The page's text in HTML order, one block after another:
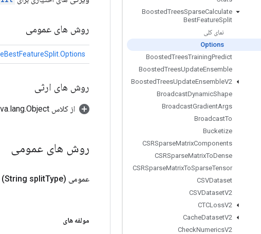
BoostedTreesSparseCalculate
BestFeatureSplit
نمای کلی
Options
BoostedTreesTrainingPredict
BoostedTreesUpdateEnsemble
BoostedTreesUpdateEnsembleV2
BroadcastDynamicShape
BroadcastGradientArgs
BroadcastTo
Bucketize
CSRSparseMatrixComponents
CSRSparseMatrixToDense
CSRSparseMatrixToSparseTensor
CSVDataset
CSVDatasetV2
CTCLossV2
CacheDatasetV2
CheckNumericsV2
روش های عمومی
روش های ارثی
از کلاس java.lang.Object
روش های عمومی
عمومی (String splitType)
مولفه های